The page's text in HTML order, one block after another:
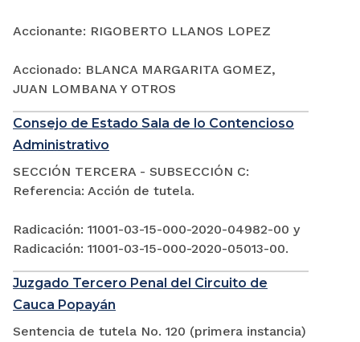
Accionante: RIGOBERTO LLANOS LOPEZ
Accionado: BLANCA MARGARITA GOMEZ,
JUAN LOMBANA Y OTROS
Consejo de Estado Sala de lo Contencioso
Administrativo
SECCIÓN TERCERA - SUBSECCIÓN C:
Referencia: Acción de tutela.
Radicación: 11001-03-15-000-2020-04982-00 y
Radicación: 11001-03-15-000-2020-05013-00.
Juzgado Tercero Penal del Circuito de
Cauca Popayán
Sentencia de tutela No. 120 (primera instancia)